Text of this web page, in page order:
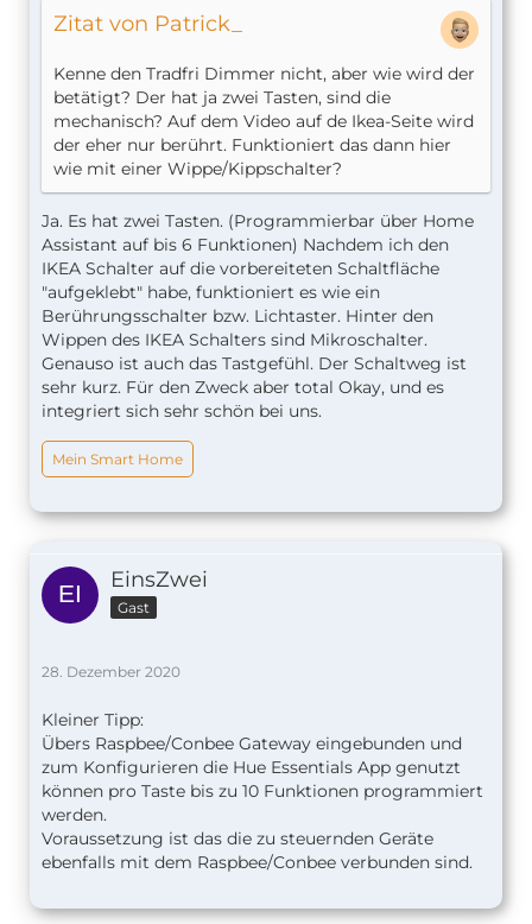
Zitat von Patrick_
Kenne den Tradfri Dimmer nicht, aber wie wird der
betätigt? Der hat ja zwei Tasten, sind die
mechanisch? Auf dem Video auf de Ikea-Seite wird
der eher nur berührt. Funktioniert das dann hier
wie mit einer Wippe/Kippschalter?
Ja. Es hat zwei Tasten. (Programmierbar über Home
Assistant auf bis 6 Funktionen) Nachdem ich den
IKEA Schalter auf die vorbereiteten Schaltfläche
"aufgeklebt" habe, funktioniert es wie ein
Berührungsschalter bzw. Lichtaster. Hinter den
Wippen des IKEA Schalters sind Mikroschalter.
Genauso ist auch das Tastgefühl. Der Schaltweg ist
sehr kurz. Für den Zweck aber total Okay, und es
integriert sich sehr schön bei uns.
Mein Smart Home
EinsZwei
Gast
28. Dezember 2020
Kleiner Tipp:
Übers Raspbee/Conbee Gateway eingebunden und
zum Konfigurieren die Hue Essentials App genutzt
können pro Taste bis zu 10 Funktionen programmiert
werden.
Voraussetzung ist das die zu steuernden Geräte
ebenfalls mit dem Raspbee/Conbee verbunden sind.